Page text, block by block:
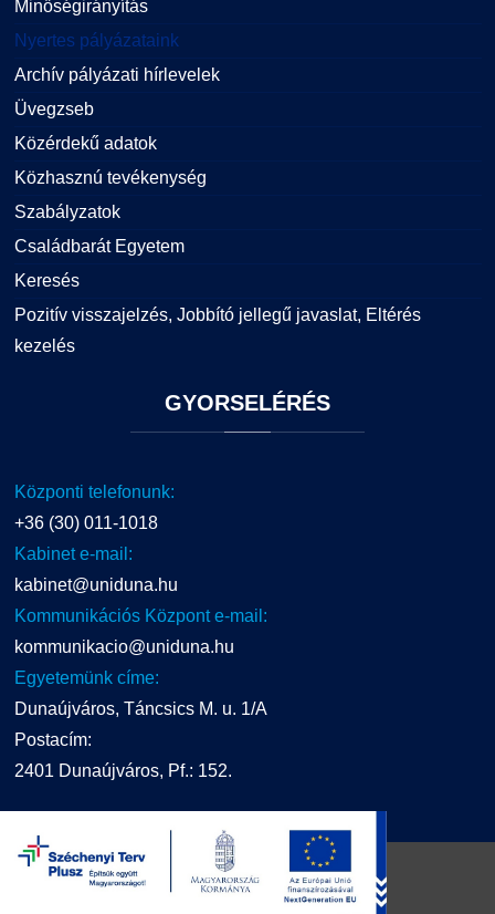
Minőségirányítás
Nyertes pályázataink
Archív pályázati hírlevelek
Üvegzseb
Közérdekű adatok
Közhasznú tevékenység
Szabályzatok
Családbarát Egyetem
Keresés
Pozitív visszajelzés, Jobbító jellegű javaslat, Eltérés
kezelés
GYORSELÉRÉS
Központi telefonunk:
+36 (30) 011-1018
Kabinet e-mail:
kabinet@uniduna.hu
Kommunikációs Központ e-mail:
kommunikacio@uniduna.hu
Egyetemünk címe:
Dunaújváros, Táncsics M. u. 1/A
Postacím:
2401 Dunaújváros, Pf.: 152.
UNIDUNA 2016